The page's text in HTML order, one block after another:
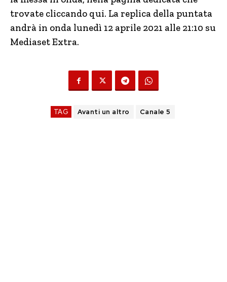
trovate cliccando qui. La replica della puntata
andrà in onda lunedì 12 aprile 2021 alle 21:10 su
Mediaset Extra.
TAG Avanti un altro Canale 5